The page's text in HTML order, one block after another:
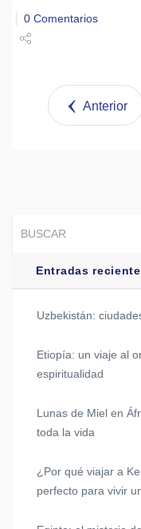
0 Comentarios
Tweet
Anterior
Entradas
Uzbekistán:
Etiopía: un viaje al
espiritualidad
Lunas de Miel en
toda la vida
¿Por qué viajar a
perfecto para vivir